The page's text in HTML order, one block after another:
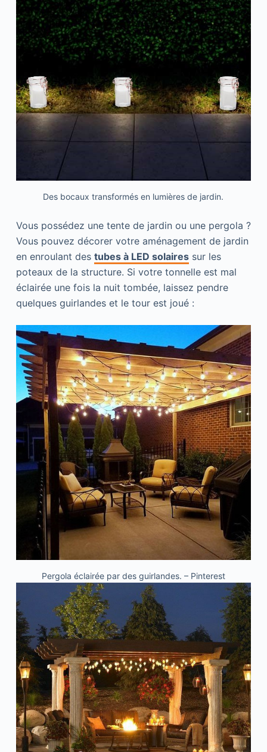
Des bocaux transformés en lumières de jardin.
Vous possédez une tente de jardin ou une pergola ?
Vous pouvez décorer votre aménagement de jardin
en enroulant des tubes à LED solairessur les
poteaux de la structure. Si votre tonnelle est mal
éclairée une fois la nuit tombée, laissez pendre
quelques guirlandes et le tour est joué :
Pergola éclairée par des guirlandes. – Pinterest